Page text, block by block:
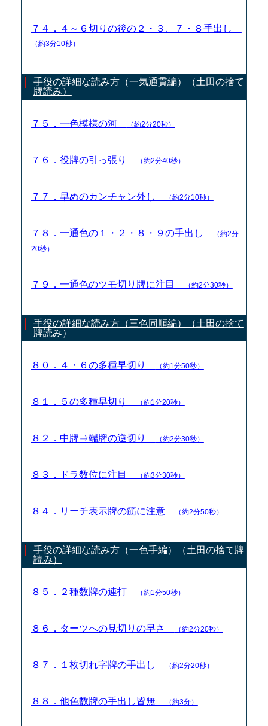
７４．４～６切りの後の２・３、７・８手出し
（約3分10秒）
手役の詳細な読み方（一気通貫編）（土田の捨て
牌読み）
７５．一色模様の河 （約2分20秒）
７６．役牌の引っ張り （約2分40秒）
７７．早めのカンチャン外し （約2分10秒）
７８．一通色の１・２・８・９の手出し
（約2分
20秒）
７９．一通色のツモ切り牌に注目 （約2分30秒）
手役の詳細な読み方（三色同順編）（土田の捨て
牌読み）
８０．４・６の多種早切り （約1分50秒）
８１．５の多種早切り （約1分20秒）
８２．中牌⇒端牌の逆切り （約2分30秒）
８３．ドラ数位に注目 （約3分30秒）
８４．リーチ表示牌の筋に注意 （約2分50秒）
手役の詳細な読み方（一色手編）（土田の捨て牌
読み）
８５．２種数牌の連打 （約1分50秒）
８６．ターツへの見切りの早さ （約2分20秒）
８７．１枚切れ字牌の手出し （約2分20秒）
８８．他色数牌の手出し皆無 （約3分）